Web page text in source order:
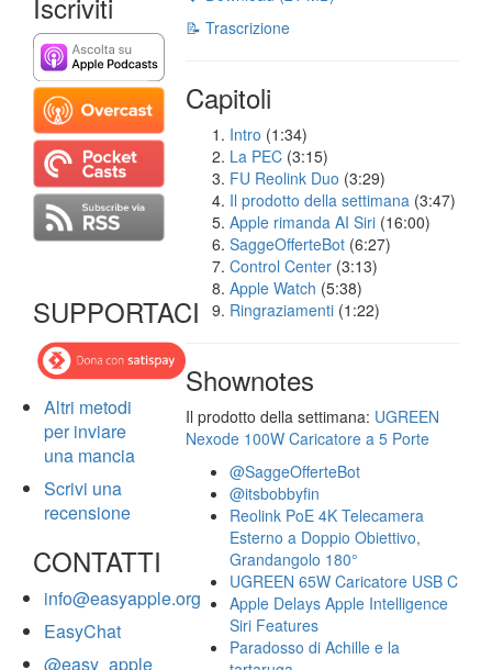
SUPPORTACI
Altri metodi
per inviare
una mancia
Scrivi una
recensione
CONTATTI
info@easyapple.org
EasyChat
@easy_apple
📝 Trascrizione
Capitoli
Intro (1:34)
La PEC (3:15)
FU Reolink Duo (3:29)
Il prodotto della settimana (3:47)
Apple rimanda AI Siri (16:00)
SaggeOfferteBot (6:27)
Control Center (3:13)
Apple Watch (5:38)
Ringraziamenti (1:22)
Shownotes
Il prodotto della settimana: UGREEN
Nexode 100W Caricatore a 5 Porte
@SaggeOfferteBot
@itsbobbyfin
Reolink PoE 4K Telecamera
Esterno a Doppio Obiettivo,
Grandangolo 180°
UGREEN 65W Caricatore USB C
Apple Delays Apple Intelligence
Siri Features
Paradosso di Achille e la